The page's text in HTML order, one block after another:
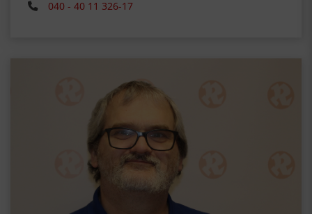
040 - 40 11 326-17